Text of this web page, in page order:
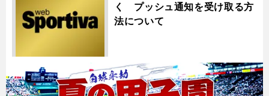
く プッシュ通知を受け取る方
法について